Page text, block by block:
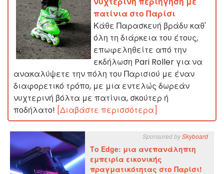
πατίνια στο Παρίσι
Κάθε Παρασκευή βράδυ καθ'
όλη τη διάρκεια του έτους,
επωφεληθείτε από την
εκδήλωση Pari Roller για να
ανακαλύψετε την πόλη του Παρισιού με έναν
διαφορετικό τρόπο, με μια εντελώς δωρεάν
νυχτερινή βόλτα με πατίνια, σκούτερ ή
ποδήλατο! [Διαβάστε περισσότερα]